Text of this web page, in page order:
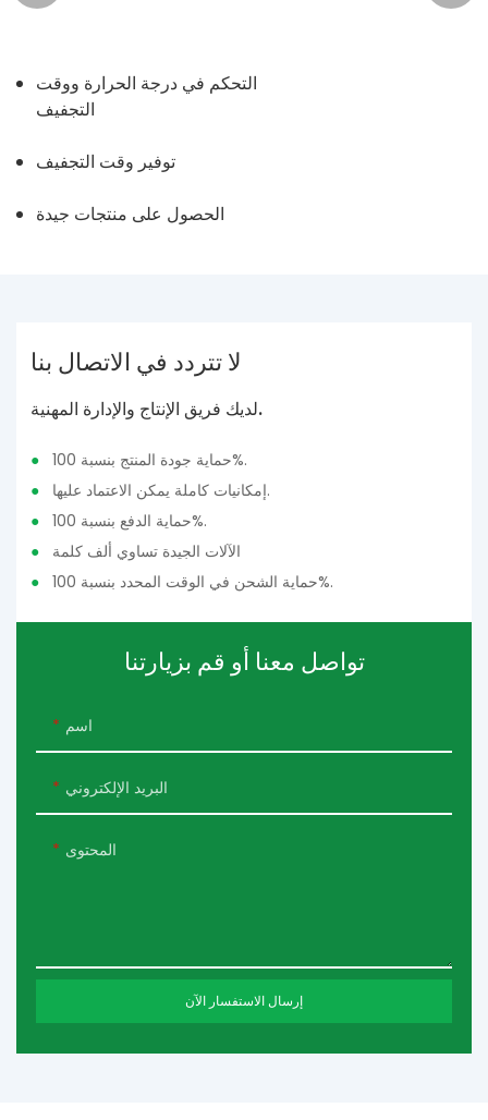
التحكم في درجة الحرارة ووقت
التجفيف
توفير وقت التجفيف
الحصول على منتجات جيدة
لا تتردد في الاتصال بنا
لديك فريق الإنتاج والإدارة المهنية.
●
حماية جودة المنتج بنسبة 100%.
●
إمكانيات كاملة يمكن الاعتماد عليها.
●
حماية الدفع بنسبة 100%.
●
●
حماية الشحن في الوقت المحدد بنسبة 100%.
تواصل معنا أو قم بزيارتنا
اسم
البريد الإلكتروني
المحتوى
إرسال الاستفسار الآن